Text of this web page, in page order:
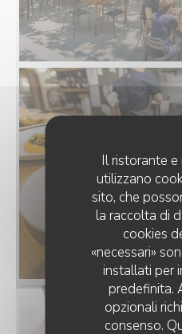
Il ristorante
utilizzano
sito, che
la raccolta di
cookies
«necessari»
installati per
predefinita.
opzionali
consenso.